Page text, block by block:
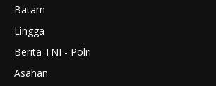
Batam
Lingga
Berita TNI - Polri
Asahan